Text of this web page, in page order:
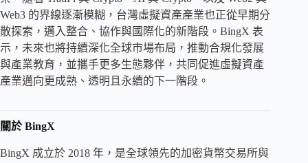
Web3 的界線逐漸模糊，台灣虛擬資產產業也正從早期分
散探索，邁入整合、協作與國際化的新階段。BingX 表
示，未來也將持續深化全球市場布局，推動合規化發展
與產業教育，並攜手更多生態夥伴，共同促進虛擬資產
產業邁向更成熟、透明且永續的下一階段。
關於 BingX
BingX 成立於 2018 年，是全球領先的加密貨幣交易所與